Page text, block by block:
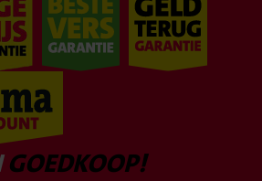
GOEDKOOP!